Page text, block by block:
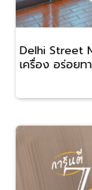
Delhi Street
เครื่อง อร่อยท